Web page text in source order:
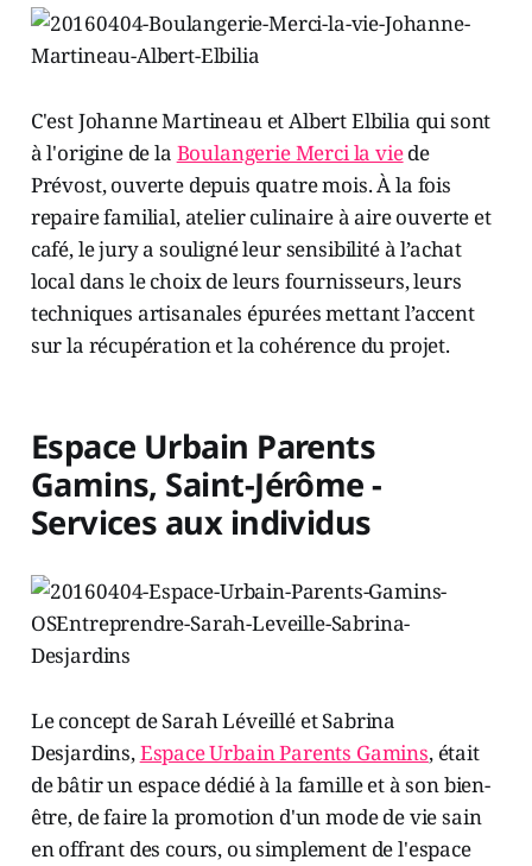
C'est Johanne Martineau et Albert Elbilia qui sont
à l'origine de la Boulangerie Merci la viede
Prévost, ouverte depuis quatre mois. À la fois
repaire familial, atelier culinaire à aire ouverte et
café, le jury a souligné leur sensibilité à l’achat
local dans le choix de leurs fournisseurs, leurs
techniques artisanales épurées mettant l’accent
sur la récupération et la cohérence du projet.
Espace Urbain Parents
Gamins, Saint-Jérôme -
Services aux individus
Le concept de Sarah Léveillé et Sabrina
Desjardins,Espace Urbain Parents Gamins, était
de bâtir un espace dédié à la famille et à son bien-
être, de faire la promotion d'un mode de vie sain
en offrant des cours, ou simplement de l'espace